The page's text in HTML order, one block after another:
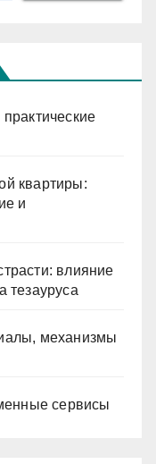
квартиры:
и
влияние
тезауруса
механизмы
сервисы